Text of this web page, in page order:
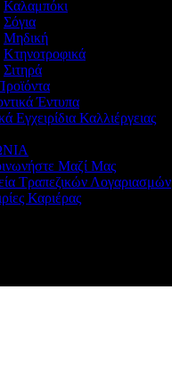
Καλαμπόκι
Σόγια
Μηδική
Κτηνοτροφικά
Σιτηρά
Έντυπα
Εγχειρίδια Καλλιέργειας
Μαζί Μας
Τραπεζικών Λογαριασμών
Καριέρας